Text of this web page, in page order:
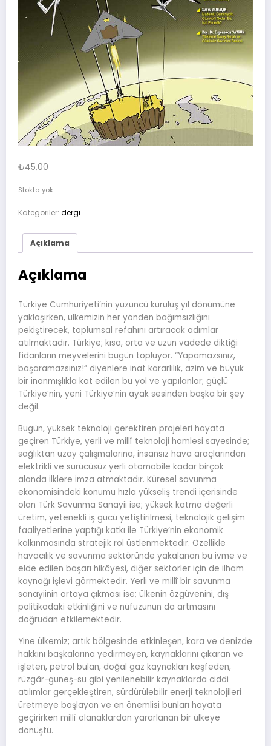
₺45,00
Stokta yok
Kategoriler: dergi
Açıklama
Açıklama
Türkiye Cumhuriyeti’nin yüzüncü kuruluş yıl dönümüne
yaklaşırken, ülkemizin her yönden bağımsızlığını
pekiştirecek, toplumsal refahını artıracak adımlar
atılmaktadır. Türkiye; kısa, orta ve uzun vadede diktiği
fidanların meyvelerini bugün topluyor. “Yapamazsınız,
başaramazsınız!” diyenlere inat kararlılık, azim ve büyük
bir inanmışlıkla kat edilen bu yol ve yapılanlar; güçlü
Türkiye’nin, yeni Türkiye’nin ayak sesinden başka bir şey
değil.
Bugün, yüksek teknoloji gerektiren projeleri hayata
geçiren Türkiye, yerli ve millî teknoloji hamlesi sayesinde;
sağlıktan uzay çalışmalarına, insansız hava araçlarından
elektrikli ve sürücüsüz yerli otomobile kadar birçok
alanda ilklere imza atmaktadır. Küresel savunma
ekonomisindeki konumu hızla yükseliş trendi içerisinde
olan Türk Savunma Sanayii ise; yüksek katma değerli
üretim, yetenekli iş gücü yetiştirilmesi, teknolojik gelişim
faaliyetlerine yaptığı katkı ile Türkiye’nin ekonomik
kalkınmasında stratejik rol üstlenmektedir. Özellikle
havacılık ve savunma sektöründe yakalanan bu ivme ve
elde edilen başarı hikâyesi, diğer sektörler için de ilham
kaynağı işlevi görmektedir. Yerli ve millî bir savunma
sanayiinin ortaya çıkması ise; ülkenin özgüvenini, dış
politikadaki etkinliğini ve nüfuzunun da artmasını
doğrudan etkilemektedir.
Yine ülkemiz; artık bölgesinde etkinleşen, kara ve denizde
hakkını başkalarına yedirmeyen, kaynaklarını çıkaran ve
işleten, petrol bulan, doğal gaz kaynakları keşfeden,
rüzgâr-güneş-su gibi yenilenebilir kaynaklarda ciddi
atılımlar gerçekleştiren, sürdürülebilir enerji teknolojileri
üretmeye başlayan ve en önemlisi bunları hayata
geçirirken millî olanaklardan yararlanan bir ülkeye
dönüştü.